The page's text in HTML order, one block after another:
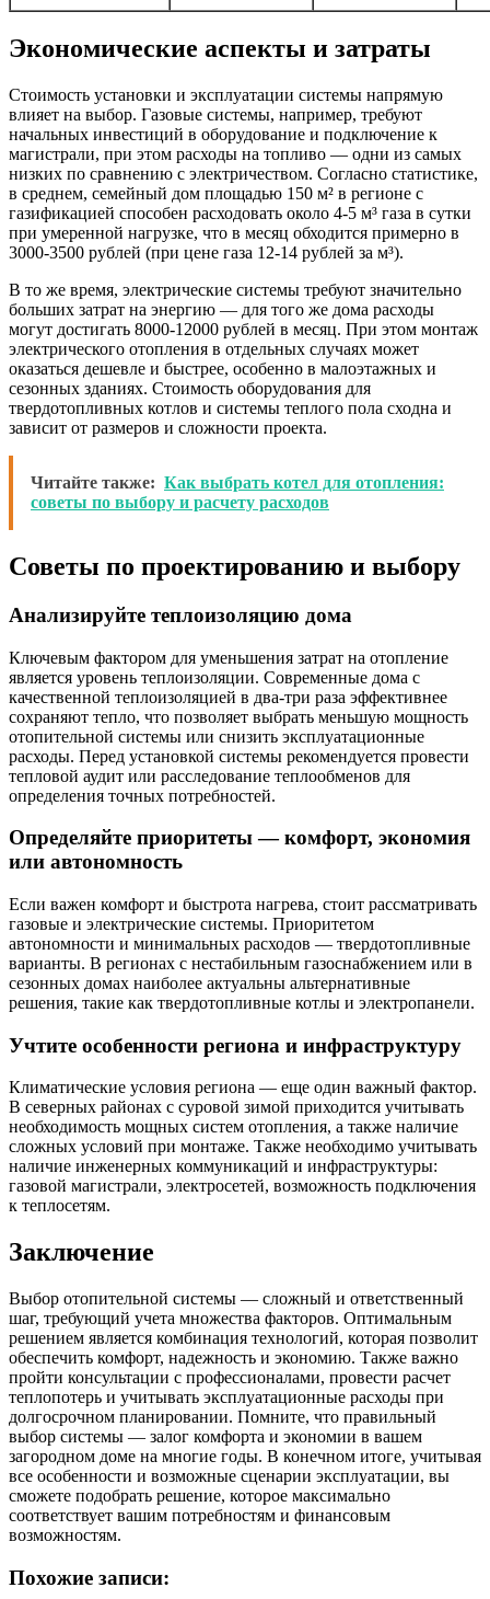
Экономические аспекты и затраты
Стоимость установки и эксплуатации системы напрямую
влияет на выбор. Газовые системы, например, требуют
начальных инвестиций в оборудование и подключение к
магистрали, при этом расходы на топливо — одни из самых
низких по сравнению с электричеством. Согласно статистике,
в среднем, семейный дом площадью 150 м² в регионе с
газификацией способен расходовать около 4-5 м³ газа в сутки
при умеренной нагрузке, что в месяц обходится примерно в
3000-3500 рублей (при цене газа 12-14 рублей за м³).
В то же время, электрические системы требуют значительно
больших затрат на энергию — для того же дома расходы
могут достигать 8000-12000 рублей в месяц. При этом монтаж
электрического отопления в отдельных случаях может
оказаться дешевле и быстрее, особенно в малоэтажных и
сезонных зданиях. Стоимость оборудования для
твердотопливных котлов и системы теплого пола сходна и
зависит от размеров и сложности проекта.
Читайте также: Как выбрать котел для отопления:
советы по выбору и расчету расходов
Советы по проектированию и выбору
Анализируйте теплоизоляцию дома
Ключевым фактором для уменьшения затрат на отопление
является уровень теплоизоляции. Современные дома с
качественной теплоизоляцией в два-три раза эффективнее
сохраняют тепло, что позволяет выбрать меньшую мощность
отопительной системы или снизить эксплуатационные
расходы. Перед установкой системы рекомендуется провести
тепловой аудит или расследование теплообменов для
определения точных потребностей.
Определяйте приоритеты — комфорт, экономия
или автономность
Если важен комфорт и быстрота нагрева, стоит рассматривать
газовые и электрические системы. Приоритетом
автономности и минимальных расходов — твердотопливные
варианты. В регионах с нестабильным газоснабжением или в
сезонных домах наиболее актуальны альтернативные
решения, такие как твердотопливные котлы и электропанели.
Учтите особенности региона и инфраструктуру
Климатические условия региона — еще один важный фактор.
В северных районах с суровой зимой приходится учитывать
необходимость мощных систем отопления, а также наличие
сложных условий при монтаже. Также необходимо учитывать
наличие инженерных коммуникаций и инфраструктуры:
газовой магистрали, электросетей, возможность подключения
к теплосетям.
Заключение
Выбор отопительной системы — сложный и ответственный
шаг, требующий учета множества факторов. Оптимальным
решением является комбинация технологий, которая позволит
обеспечить комфорт, надежность и экономию. Также важно
пройти консультации с профессионалами, провести расчет
теплопотерь и учитывать эксплуатационные расходы при
долгосрочном планировании. Помните, что правильный
выбор системы — залог комфорта и экономии в вашем
загородном доме на многие годы. В конечном итоге, учитывая
все особенности и возможные сценарии эксплуатации, вы
сможете подобрать решение, которое максимально
соответствует вашим потребностям и финансовым
возможностям.
Похожие записи: